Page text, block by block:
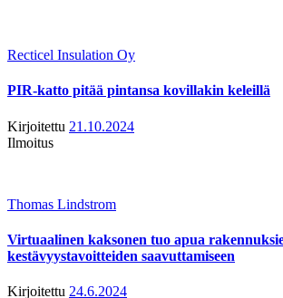
Recticel Insulation Oy
PIR-katto pitää pintansa kovillakin keleillä
Kirjoitettu 21.10.2024
Ilmoitus
Thomas Lindstrom
Virtuaalinen kaksonen tuo apua
kestävyystavoitteiden saavuttamiseen
Kirjoitettu 24.6.2024